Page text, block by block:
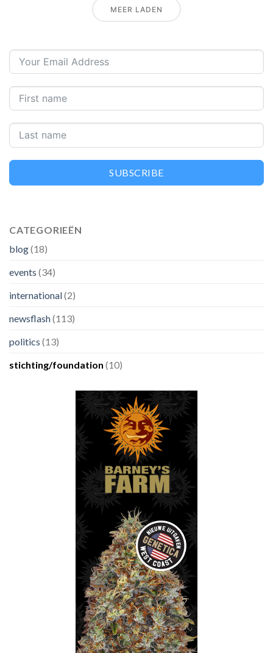
MEER LADEN
SUBSCRIBE
CATEGORIEËN
blog(18)
events (34)
international(2)
newsflash(113)
politics (13)
stichting/foundation (10)